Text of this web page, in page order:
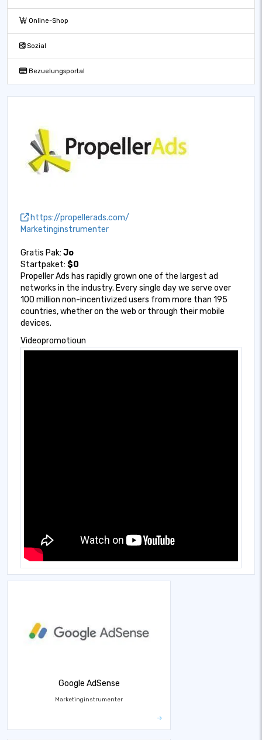
Online-Shop
Sozial
Bezuelungsportal
https://propellerads.com/
Marketinginstrumenter
Gratis Pak: Jo
Startpaket: $0
Propeller Ads has rapidly grown one of the largest ad
networks in the industry. Every single day we serve over
100 million non-incentivized users from more than 195
countries, whether on the web or through their mobile
devices.
Videopromotioun
Google AdSense
Marketinginstrumenter